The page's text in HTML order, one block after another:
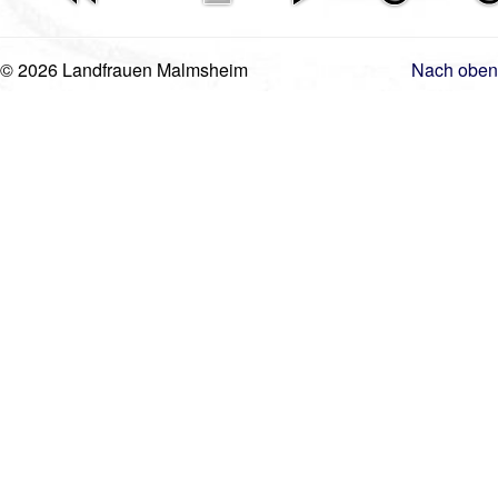
Nach oben
© 2026 Landfrauen Malmsheim